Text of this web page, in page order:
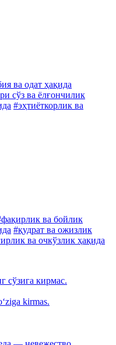
ва одат ҳақида
сўз ва ёлғончилик
#эҳтиёткорлик ва
ва бойлик
#қудрат ва ожизлик
ва очкўзлик ҳақида
сўзига кирмас.
kirmas.